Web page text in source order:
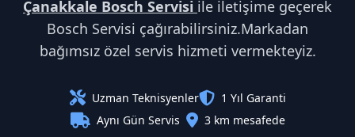
Çanakkale Bosch Servisi ile iletişime geçerek
Bosch Servisi çağırabilirsiniz.Markadan
bağımsız özel servis hizmeti vermekteyiz.
Uzman Teknisyenler
1 Yıl Garanti
Aynı Gün Servis
3 km mesafede